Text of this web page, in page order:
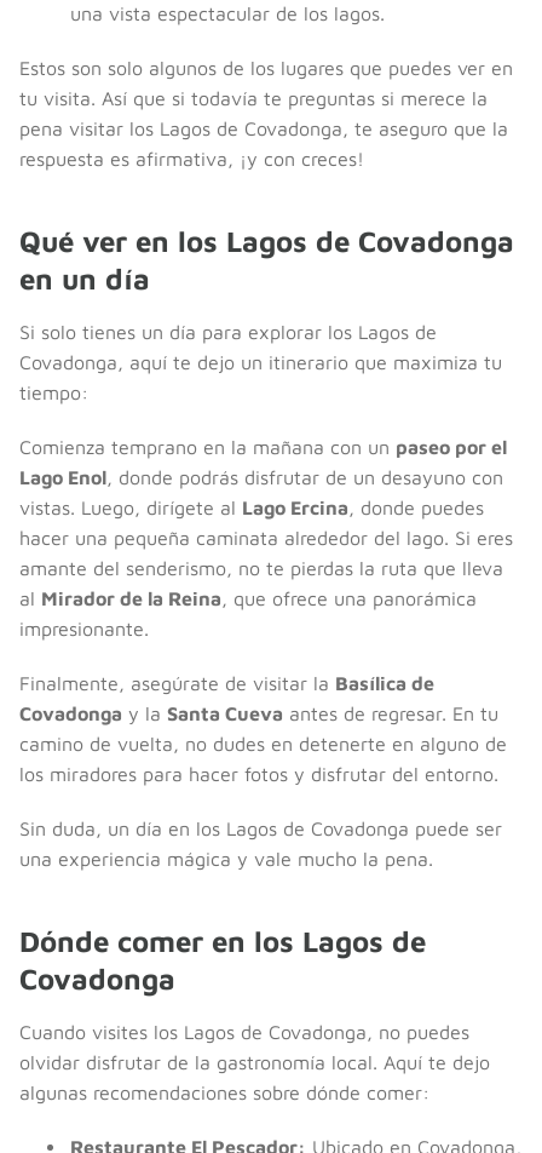
una vista espectacular de los lagos.
Estos son solo algunos de los lugares que puedes ver en
tu visita. Así que si todavía te preguntas si merece la
pena visitar los Lagos de Covadonga, te aseguro que la
respuesta es afirmativa, ¡y con creces!
Qué ver en los Lagos de Covadonga
en un día
Si solo tienes un día para explorar los Lagos de
Covadonga, aquí te dejo un itinerario que maximiza tu
tiempo:
Comienza temprano en la mañana con un paseo por el
Lago Enol, donde podrás disfrutar de un desayuno con
vistas. Luego, dirígete al Lago Ercina, donde puedes
hacer una pequeña caminata alrededor del lago. Si eres
amante del senderismo, no te pierdas la ruta que lleva
al Mirador de la Reina, que ofrece una panorámica
impresionante.
Finalmente, asegúrate de visitar la Basílica de
Covadonga y la Santa Cueva antes de regresar. En tu
camino de vuelta, no dudes en detenerte en alguno de
los miradores para hacer fotos y disfrutar del entorno.
Sin duda, un día en los Lagos de Covadonga puede ser
una experiencia mágica y vale mucho la pena.
Dónde comer en los Lagos de
Covadonga
Cuando visites los Lagos de Covadonga, no puedes
olvidar disfrutar de la gastronomía local. Aquí te dejo
algunas recomendaciones sobre dónde comer:
Restaurante El Pescador: Ubicado en Covadonga,